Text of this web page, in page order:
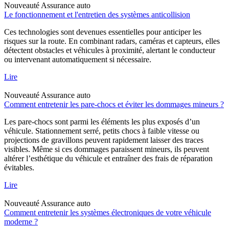
Nouveauté Assurance auto
Le fonctionnement et l'entretien des systèmes anticollision
Ces technologies sont devenues essentielles pour anticiper les
risques sur la route. En combinant radars, caméras et capteurs, elles
détectent obstacles et véhicules à proximité, alertant le conducteur
ou intervenant automatiquement si nécessaire.
Lire
Nouveauté Assurance auto
Comment entretenir les pare-chocs et éviter les dommages mineurs ?
Les pare-chocs sont parmi les éléments les plus exposés d’un
véhicule. Stationnement serré, petits chocs à faible vitesse ou
projections de gravillons peuvent rapidement laisser des traces
visibles. Même si ces dommages paraissent mineurs, ils peuvent
altérer l’esthétique du véhicule et entraîner des frais de réparation
évitables.
Lire
Nouveauté Assurance auto
Comment entretenir les systèmes électroniques de votre véhicule
moderne ?